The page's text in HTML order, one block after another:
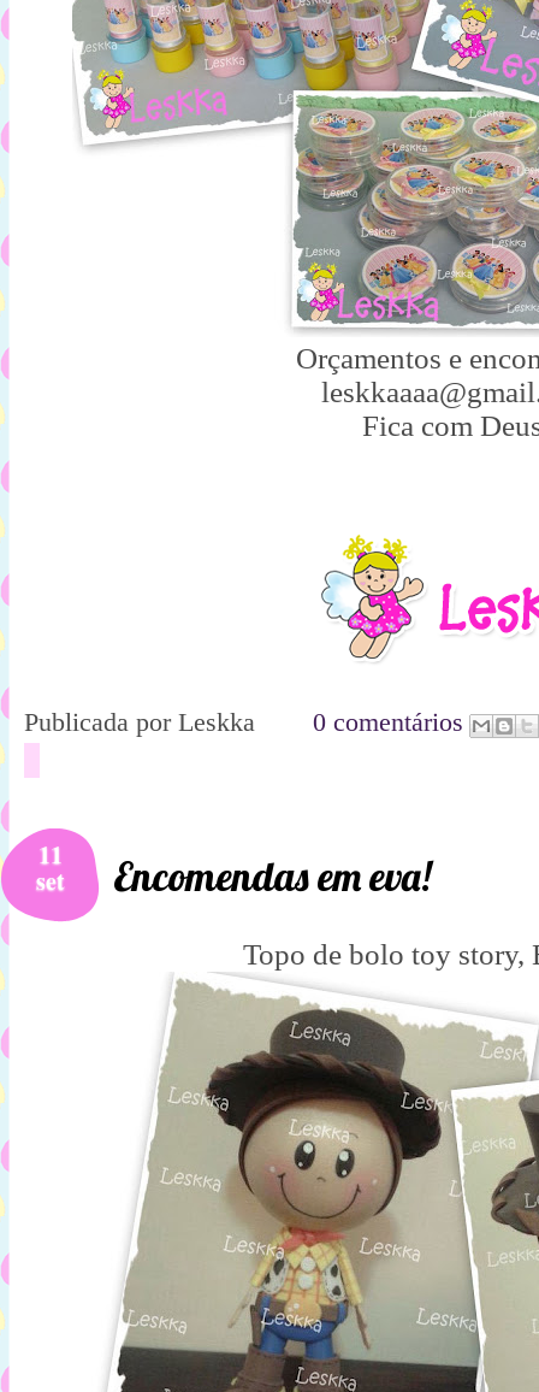
Orçamentos e
Fica com
Publicada por Leskka 0 comentários
11
set Encomendas em eva!
Topo de bolo toy story,